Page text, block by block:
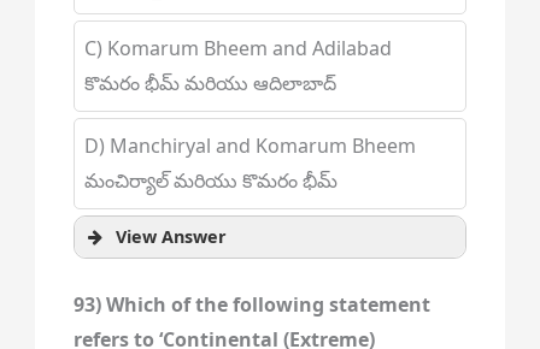
C) Komarum Bheem and Adilabad
కొమరం భీమ్ మరియు ఆదిలాబాద్
D) Manchiryal and Komarum Bheem
మంచిర్యాల్ మరియు కొమరం భీమ్
View Answer
93) Which of the following statement
refers to ‘Continental (Extreme)